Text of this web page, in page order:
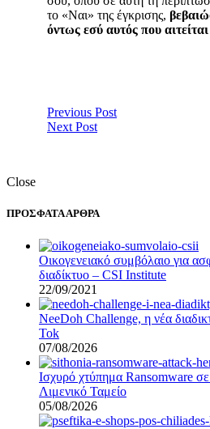
το «Ναι» της έγκρισης,
όντως εσύ αυτός που
Previous Post
Next Post
Close
ΠΡΟΣΦΑΤΑ ΑΡΘΡΑ
Οικογενειακό συμβόλαιο για
διαδίκτυο – CSI Institute
22/09/2021
NeeDoh Challenge, η νέα
Tok
07/08/2026
Ισχυρό χτύπημα Ransomware σε
Λιμενικό Ταμείο
05/08/2026